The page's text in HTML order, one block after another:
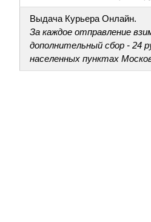
Выдача Курьера Онлайн.
За каждое отправление
дополнительный сбор - 24
населенных пунктах